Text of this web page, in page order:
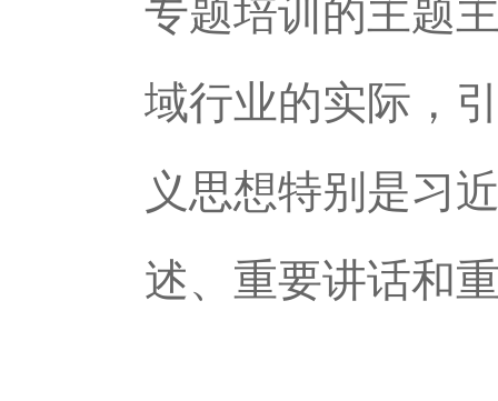
专题培训的主题
域行业的实际，
义思想特别是习
述、重要讲话和